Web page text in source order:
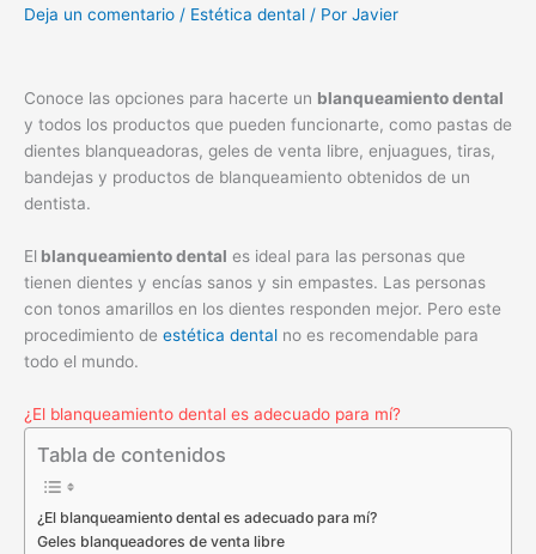
Deja un comentario / Estética dental / Por Javier
Conoce las opciones para hacerte un blanqueamiento dental
y todos los productos que pueden funcionarte, como pastas de
dientes blanqueadoras, geles de venta libre, enjuagues, tiras,
bandejas y productos de blanqueamiento obtenidos de un
dentista.
El blanqueamiento dental es ideal para las personas que
tienen dientes y encías sanos y sin empastes. Las personas
con tonos amarillos en los dientes responden mejor. Pero este
procedimiento de estética dental no es recomendable para
todo el mundo.
¿El blanqueamiento dental es adecuado para mí?
Tabla de contenidos
¿El blanqueamiento dental es adecuado para mí?
Geles blanqueadores de venta libre